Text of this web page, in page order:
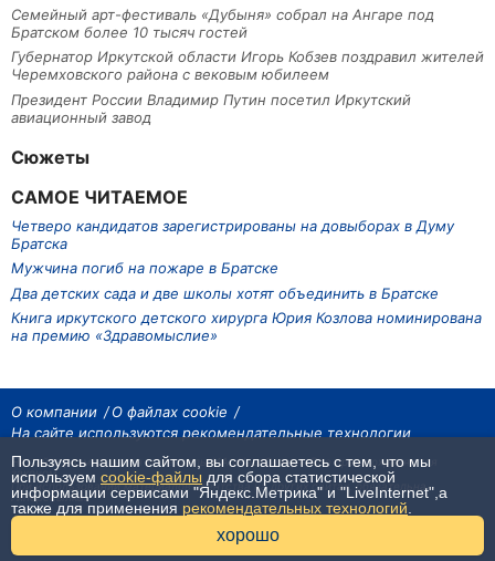
Семейный арт-фестиваль «Дубыня» собрал на Ангаре под
Братском более 10 тысяч гостей
Губернатор Иркутской области Игорь Кобзев поздравил жителей
Черемховского района с вековым юбилеем
Президент России Владимир Путин посетил Иркутский
авиационный завод
Сюжеты
САМОЕ ЧИТАЕМОЕ
Четверо кандидатов зарегистрированы на довыборах в Думу
Братска
Мужчина погиб на пожаре в Братске
Два детских сада и две школы хотят объединить в Братске
Книга иркутского детского хирурга Юрия Козлова номинирована
на премию «Здравомыслие»
О компании
О файлах cookie
На сайте используются рекомендательные технологии
На сайте размещаются материалы ИА «Наш Север». Все права охраняются
законом.
При использовании материалов агентства на других сайтах, обязательна
гиперссылка.
Пользуясь нашим сайтом, вы соглашаетесь с тем, что мы
используем cookie-файлы для сбора статистической
информации сервисами "Яндекс.Метрика" и "LiveInternet",а
также для применения рекомендательных технологий
хорошо